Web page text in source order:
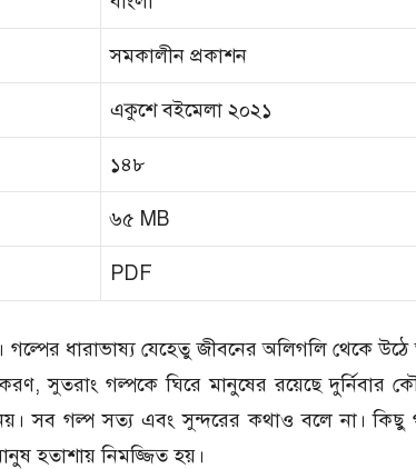
সমকালীন প্রকাশন
একুশে বইমেলা ২০২১
১৪৮
৬৫ MB
PDF
ধারাভাষ্য যেহেতু জীবনের অলিগলি থেকে
সুতরাং গল্পকে ঘিরে মানুষের রয়েছে দুর্নিবার
সব গল্প সত্য এবং সুন্দরের কথাও বলে না। কিছু
হতাশায় নিমজ্জিত হয়।